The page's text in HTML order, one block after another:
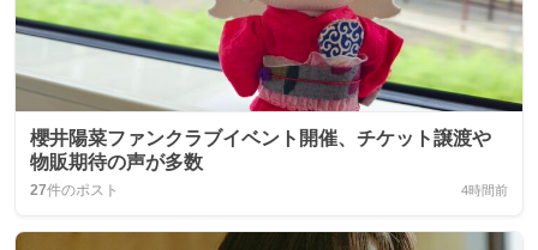
櫻井陽菜ファンクラブイベント開催、チケット譲渡や
物販期待の声が多数
27件のポスト 4時間前